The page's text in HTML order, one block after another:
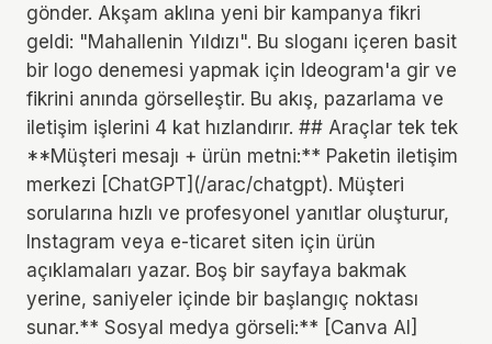
gönder. Akşam aklına yeni bir kampanya fikri
geldi: "Mahallenin Yıldızı". Bu sloganı içeren basit
bir logo denemesi yapmak için Ideogram'a gir ve
fikrini anında görselleştir. Bu akış, pazarlama ve
iletişim işlerini 4 kat hızlandırır. ## Araçlar tek tek
**Müşteri mesajı + ürün metni:** Paketin iletişim
merkezi [ChatGPT](/arac/chatgpt). Müşteri
sorularına hızlı ve profesyonel yanıtlar oluşturur,
Instagram veya e-ticaret siten için ürün
açıklamaları yazar. Boş bir sayfaya bakmak
yerine, saniyeler içinde bir başlangıç noktası
sunar.** Sosyal medya görseli:** [Canva AI]